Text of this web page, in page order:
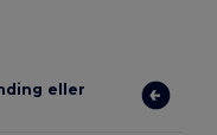
eller